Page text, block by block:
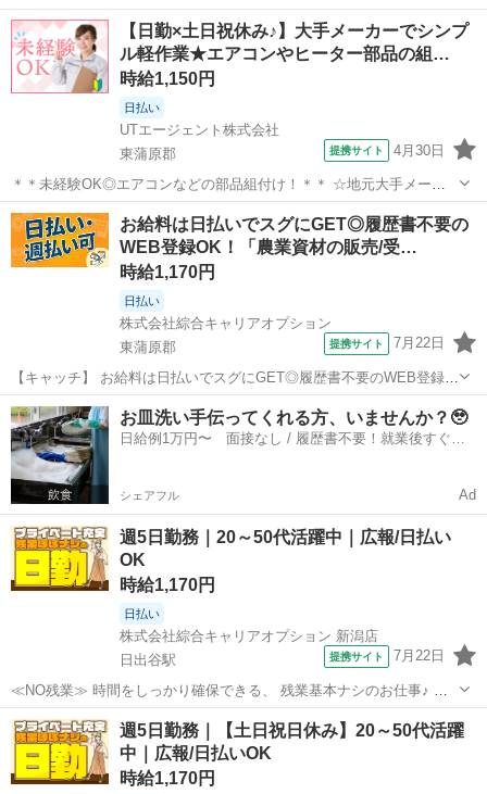
ンとオフをきっちり切り替えたい方にオススメ！ ≪完全週休二日制≫
週末は家族や友人と一緒にプライベート満喫！ ≪ラクラク制服アリ≫
制服があるので、 毎日の...
新潟 東蒲原郡 日出谷駅 工場
【日勤×土日祝休み♪】大手メーカーでシンプ
ル軽作業★エアコンやヒーター部品の組…
時給1,150円
日払い
UTエージェント株式会社
東蒲原郡
提携サイト 4月30日
＊＊未経験OK◎エアコンなどの部品組付け！＊＊ ☆地元大手メーカ
ーでのオシゴト！ エアコンやファンヒーターなどの部品組付け作業を
お任せします。 ＜具体的には…＞ ◆部品組付け ◆ハーネス結合（配
線） ◆製品組立て 覚え...
新潟 東蒲原郡 工場
お給料は日払いでスグにGET◎履歴書不要の
WEB登録OK！「農業資材の販売/受…
時給1,170円
日払い
株式会社綜合キャリアオプション
東蒲原郡
提携サイト 7月22日
【キャッチ】 お給料は日払いでスグにGET◎履歴書不要のWEB登録
OK！「農業資材の販売/受渡し事務」高時給1170円！日出谷周辺！20
代～40代のスタッフが多数活躍中★ 【コメント】 製造のお仕事が豊富
★未経験で働いてみ...
新潟 東蒲原郡 工場
お皿洗い手伝ってくれる方、いませんか？🥹
日給例1万円〜 面接なし / 履歴書不要！就業後すぐに
シェアフル Ad
週5日勤務｜20～50代活躍中｜広報/日払い
OK
時給1,170円
日払い
株式会社綜合キャリアオプション 新潟店
日出谷駅
提携サイト 7月22日
≪NO残業≫ 時間をしっかり確保できる、 残業基本ナシのお仕事♪ オ
ンとオフをきっちり切り替えたい方にオススメ！ ≪完全週休二日制≫
週末は家族や友人と一緒にプライベート満喫！ ≪ラクラク制服アリ≫
制服があるので、 毎日の...
新潟 東蒲原郡 日出谷駅 工場
週5日勤務｜【土日祝日休み】20～50代活躍
中｜広報/日払いOK
時給1,170円